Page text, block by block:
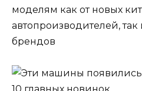
моделям как от новых
автопроизводителей, так
брендов